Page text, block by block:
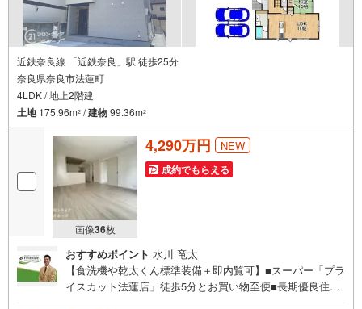
近鉄奈良線 「近鉄奈良」駅 徒歩25分
奈良県奈良市法蓮町
4LDK / 地上2階建
土地175.96m2 /建物99.36m2
画像36枚
4,290万円 NEW
成約でもらえる
おすすめポイント 水川 竜太
【食洗機や乾太くん標準装備＋即内覧可】■スーパー「プラ
イスカット法蓮店」徒歩5分とお買い物至便■長期優良住宅